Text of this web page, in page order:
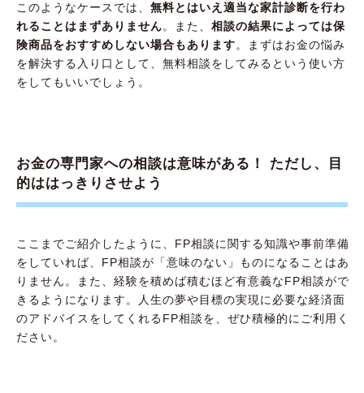
このようなケースでは、 無料とはいえ適当な家計診断を行わ
れることはまずありません。また、 相談の結果によっては保
険商品をおすすめしない場合もあります。まずはお金の悩み
を解決する入り口として、無料相談をしてみるという使い方
をしてもいいでしょう。
お金の専門家への相談は意味がある！ ただし、目
的ははっきりさせよう
ここまでご紹介したように、FP相談に関する知識や事前準備
をしていれば、FP相談が「意味のない」ものになることはあ
りません。また、経験を積めば積むほど有意義なFP相談がで
きるようになります。人生の夢や目標の実現に必要な経済面
のアドバイスをしてくれるFP相談を、ぜひ積極的にご利用く
ださい。